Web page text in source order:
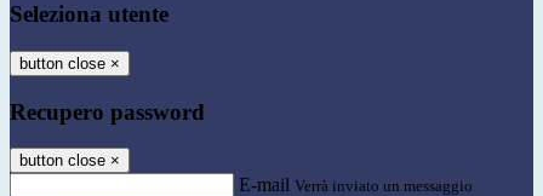
Seleziona utente
button close ×
Recupero password
button close ×
E-mail Verrà inviato un messaggio